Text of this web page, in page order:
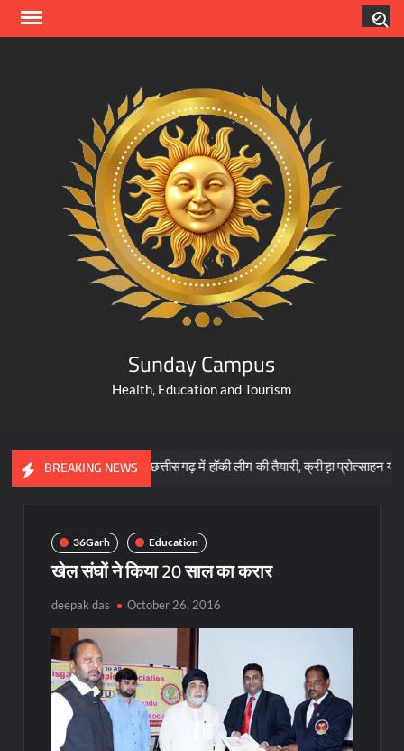
Skip
Sunday Campus
Health, Education and Tourism
BREAKING NEWS
छत्तीसगढ़ में हॉकी लीग की तैयारी, क्रीड़ा प्रोत्साहन योजना के लिए 57
36Garh Education
खेल संघों ने किया 20 साल का करार
deepak das October 26, 2016